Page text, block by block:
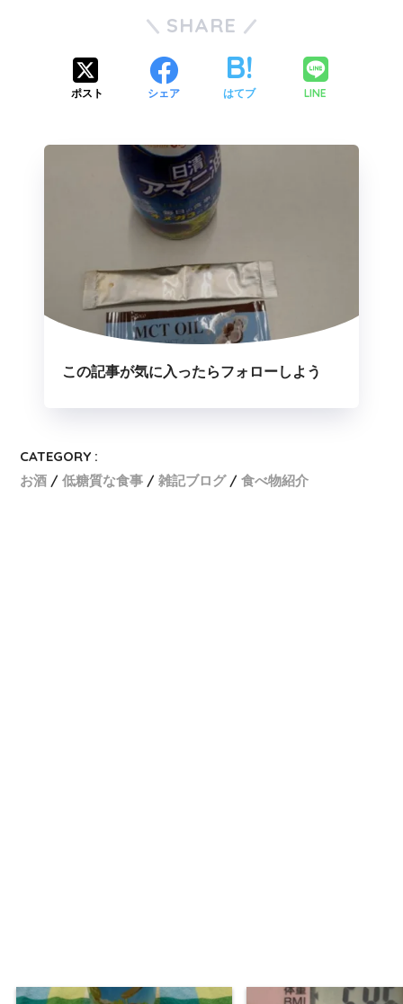
SHARE
ポスト シェア はてブ LINE
この記事が気に入ったらフォローしよう
CATEGORY :
お酒
低糖質な食事 雑記ブログ 食べ物紹介